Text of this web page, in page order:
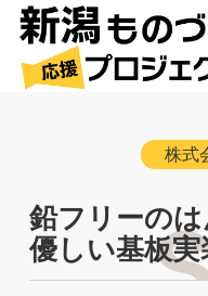
株式
鉛フリーの
優しい基板実